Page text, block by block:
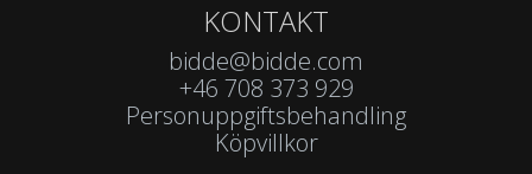
KONTAKT
bidde@bidde.com
+46 708 373 929
Personuppgiftsbehandling
Köpvillkor